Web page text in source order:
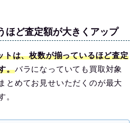
ほど査定額が大きくアップ
トは、枚数が揃っているほど査定
。バラになっていても買取対象
とめてお見せいただくのが最大
。